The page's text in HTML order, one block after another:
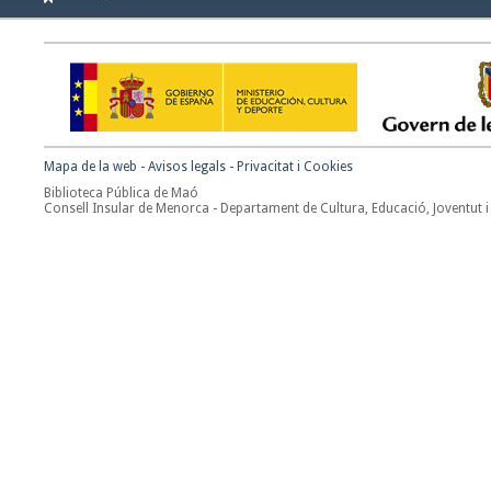
Mapa de la web - Avisos legals - Privacitat i Cookies
Biblioteca Pública de Maó
Consell Insular de Menorca - Departament de Cultura, Educació, Joventut